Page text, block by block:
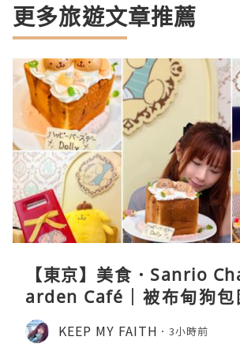
更多旅遊文章推薦
【東京】美食．Sanrio
arden Café｜被布甸狗包
下午茶體驗
KEEP MY FAITH 3小時前